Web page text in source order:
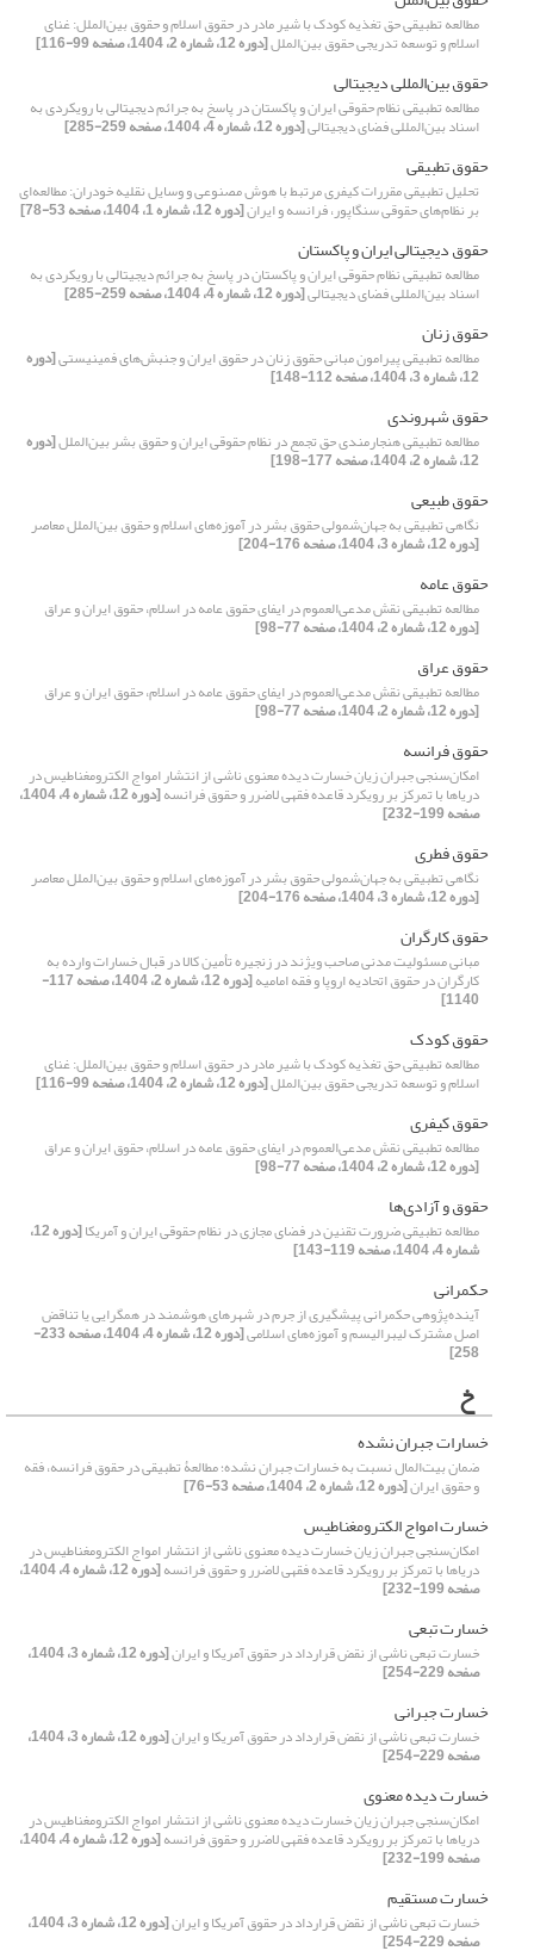
مطالعه تطبیقی حق تغذیه کودک با شیر مادر در حقوق اسلام و حقوق بین‌الملل: غنای
اسلام و توسعه تدریجی حقوق بین‌الملل[دوره 12، شماره 2، 1404، صفحه 99-116]
حقوق بین‌المللی دیجیتالی
مطالعه تطبیقی نظام حقوقی ایران و پاکستان در پاسخ به جرائم دیجیتالی با رویکردی به
اسناد بین‌المللی فضای دیجیتالی[دوره 12، شماره 4، 1404، صفحه 259-285]
حقوق تطبیقی
تحلیل تطبیقی مقررات کیفری مرتبط با هوش مصنوعی و وسایل نقلیه خودران: مطالعه‌ای
بر نظام‌های حقوقی سنگاپور، فرانسه و ایران[دوره 12، شماره 1، 1404، صفحه 53-78]
حقوق دیجیتالی ایران و پاکستان
مطالعه تطبیقی نظام حقوقی ایران و پاکستان در پاسخ به جرائم دیجیتالی با رویکردی به
اسناد بین‌المللی فضای دیجیتالی[دوره 12، شماره 4، 1404، صفحه 259-285]
حقوق زنان
مطالعه تطبیقی پیرامون مبانی حقوق زنان در حقوق ایران و جنبش‌های فمینیستی[دوره
12، شماره 3، 1404، صفحه 112-148]
حقوق شهروندی
مطالعه تطبیقی هنجارمندی حق تجمع در نظام حقوقی ایران و حقوق بشر بین‌الملل[دوره
12، شماره 2، 1404، صفحه 177-198]
حقوق طبیعی
نگاهی تطبیقی به جهان‌شمولی حقوق بشر در آموزه‌های اسلام و حقوق بین‌الملل معاصر
[دوره 12، شماره 3، 1404، صفحه 176-204]
حقوق عامه
مطالعه تطبیقی نقش مدعی‌العموم در ایفای حقوق عامه در اسلام، حقوق ایران و عراق
[دوره 12، شماره 2، 1404، صفحه 77-98]
حقوق عراق
مطالعه تطبیقی نقش مدعی‌العموم در ایفای حقوق عامه در اسلام، حقوق ایران و عراق
[دوره 12، شماره 2، 1404، صفحه 77-98]
حقوق فرانسه
امکان‌سنجی جبران زیان خسارت‌ دیده معنوی ناشی از انتشار امواج الکترومغناطیس در
دریاها با تمرکز بر رویکرد قاعده فقهی لاضرر و حقوق فرانسه [دوره 12، شماره 4، 1404،
صفحه 199-232]
حقوق فطری
نگاهی تطبیقی به جهان‌شمولی حقوق بشر در آموزه‌های اسلام و حقوق بین‌الملل معاصر
[دوره 12، شماره 3، 1404، صفحه 176-204]
حقوق کارگران
مبانی مسئولیت مدنی صاحب ویژند در زنجیره تأمین کالا در قبال خسارات وارده به
کارگران در حقوق اتحادیه اروپا و فقه امامیه [دوره 12، شماره 2، 1404، صفحه 117-
1140]
حقوق کودک
مطالعه تطبیقی حق تغذیه کودک با شیر مادر در حقوق اسلام و حقوق بین‌الملل: غنای
اسلام و توسعه تدریجی حقوق بین‌الملل[دوره 12، شماره 2، 1404، صفحه 99-116]
حقوق کیفری
مطالعه تطبیقی نقش مدعی‌العموم در ایفای حقوق عامه در اسلام، حقوق ایران و عراق
[دوره 12، شماره 2، 1404، صفحه 77-98]
حقوق و آزادی‌ها
مطالعه تطبیقی ضرورت تقنین در فضای مجازی در نظام حقوقی ایران و آمریکا [دوره 12،
شماره 4، 1404، صفحه 119-143]
حکمرانی
آینده‌پژوهی حکمرانی پیشگیری از جرم در شهرهای هوشمند در همگرایی یا تناقض
اصل مشترک لیبرالیسم و آموزه‌های اسلامی [دوره 12، شماره 4، 1404، صفحه 233-
258]
خ
خسارات جبران نشده
ضمان بیت‌المال نسبت به خسارات جبران نشده؛ مطالعۀ تطبیقی در حقوق فرانسه، فقه
و حقوق ایران[دوره 12، شماره 2، 1404، صفحه 53-76]
خسارت امواج الکترومغناطیس
امکان‌سنجی جبران زیان خسارت‌ دیده معنوی ناشی از انتشار امواج الکترومغناطیس در
دریاها با تمرکز بر رویکرد قاعده فقهی لاضرر و حقوق فرانسه [دوره 12، شماره 4، 1404،
صفحه 199-232]
خسارت تبعی
خسارت تبعی ناشی از نقض قرارداد در حقوق آمریکا و ایران [دوره 12، شماره 3، 1404،
صفحه 229-254]
خسارت جبرانی
خسارت تبعی ناشی از نقض قرارداد در حقوق آمریکا و ایران [دوره 12، شماره 3، 1404،
صفحه 229-254]
خسارت‌ دیده معنوی
امکان‌سنجی جبران زیان خسارت‌ دیده معنوی ناشی از انتشار امواج الکترومغناطیس در
دریاها با تمرکز بر رویکرد قاعده فقهی لاضرر و حقوق فرانسه [دوره 12، شماره 4، 1404،
صفحه 199-232]
خسارت مستقیم
خسارت تبعی ناشی از نقض قرارداد در حقوق آمریکا و ایران [دوره 12، شماره 3، 1404،
صفحه 229-254]